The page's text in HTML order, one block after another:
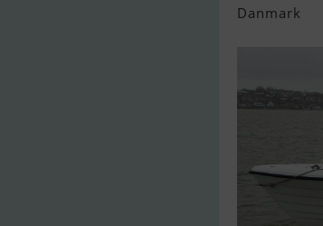
Danmark